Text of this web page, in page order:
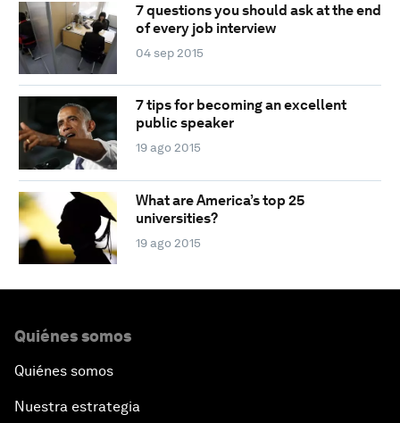
7 questions you should ask at the end
of every job interview
04 sep 2015
7 tips for becoming an excellent
public speaker
19 ago 2015
What are America’s top 25
universities?
19 ago 2015
Quiénes somos
Quiénes somos
Nuestra estrategia